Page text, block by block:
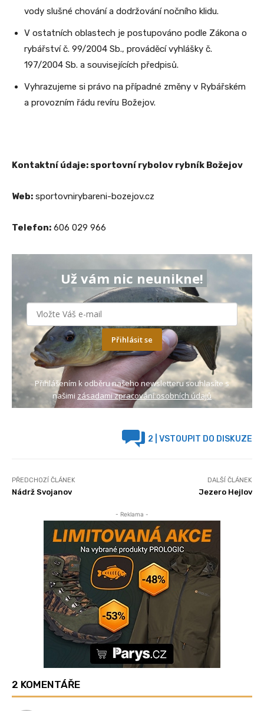
vody slušné chování a dodržování nočního klidu.
V ostatních oblastech je postupováno podle Zákona o
rybářství č. 99/2004 Sb., prováděcí vyhlášky č.
197/2004 Sb. a souvisejících předpisů.
Vyhrazujeme si právo na případné změny v Rybářském
a provozním řádu revíru Božejov.
Kontaktní údaje: sportovní rybolov rybník Božejov
Web: sportovnirybareni-bozejov.cz
Telefon: 606 029 966
Už vám nic neunikne!
Přihlásit se
Přihlášením k odběru našeho newsletteru souhlasíte s
našimi zásadami zpracování osobních údajů
2 | VSTOUPIT DO DISKUZE
PŘEDCHOZÍ ČLÁNEK
Nádrž Svojanov
DALŠÍ ČLÁNEK
Jezero Hejlov
- Reklama -
2 KOMENTÁŘE